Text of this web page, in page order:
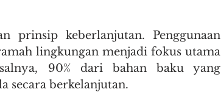
prinsip keberlanjutan. Penggunaan
lingkungan menjadi fokus utama
90% dari bahan baku yang
secara berkelanjutan.